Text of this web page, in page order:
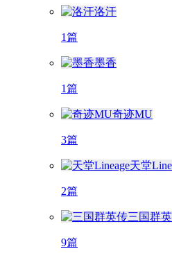
洛汗
1篇
墨香
1篇
奇迹MU
3篇
天堂
2篇
三国群
9篇